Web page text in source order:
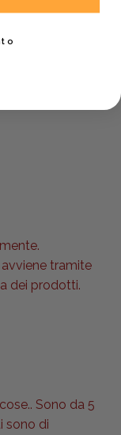
tramite
dei prodotti.
Sono da 5
sono di